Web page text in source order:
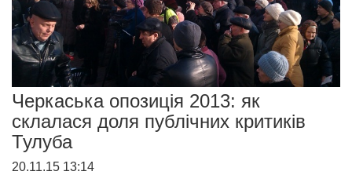
Черкаська опозиція 2013: як
склалася доля публічних критиків
Тулуба
20.11.15 13:14